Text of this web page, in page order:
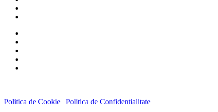
Politica de Cookie | Politica de Confidentialitate